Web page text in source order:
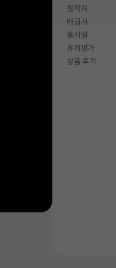
창작자
배급사
출시일
유저평가
상품 후기